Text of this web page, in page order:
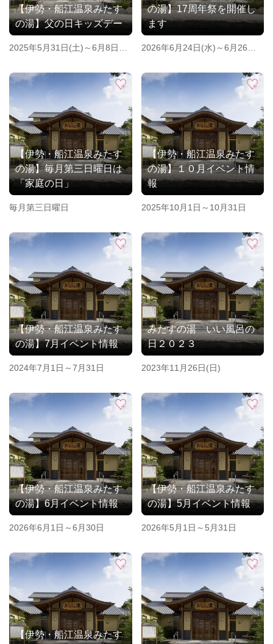
【伊勢・船江温泉みたす
の湯】父の日キッズデー
2025年5月31日(土)～6月8日
の湯】17周年祭を開催し
ます
2026年6月24日(水)～6月26日
【伊勢・船江温泉みたす
の湯】毎月第三日曜日は
「家庭の日」
毎月第三日曜日
【伊勢・船江温泉みたす
の湯】１０月イベント情
報
2025年10月1日～10月31日
【伊勢・船江温泉みたす
の湯】7月イベント情報
2024年7月1日～7月31日
みたすの湯 いい風呂の
日２０２３
2023年11月26日(日)
【伊勢・船江温泉みたす
の湯】6月イベント情報
2026年6月1日～6月30日
【伊勢・船江温泉みたす
の湯】5月イベント情報
2026年5月1日～5月31日
【伊勢・船江温泉みたす